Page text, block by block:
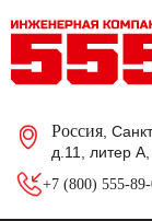
Россия ,
д.11, литер
+7 (800) 555-89-